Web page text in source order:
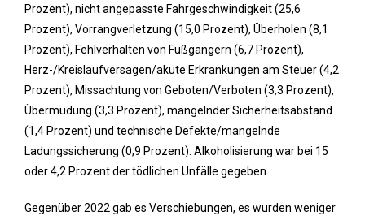
Prozent), nicht angepasste Fahrgeschwindigkeit (25,6
Prozent), Vorrangverletzung (15,0 Prozent), Überholen (8,1
Prozent), Fehlverhalten von Fußgängern (6,7 Prozent),
Herz-/Kreislaufversagen/akute Erkrankungen am Steuer (4,2
Prozent), Missachtung von Geboten/Verboten (3,3 Prozent),
Übermüdung (3,3 Prozent), mangelnder Sicherheitsabstand
(1,4 Prozent) und technische Defekte/mangelnde
Ladungssicherung (0,9 Prozent). Alkoholisierung war bei 15
oder 4,2 Prozent der tödlichen Unfälle gegeben.
Gegenüber 2022 gab es Verschiebungen, es wurden weniger